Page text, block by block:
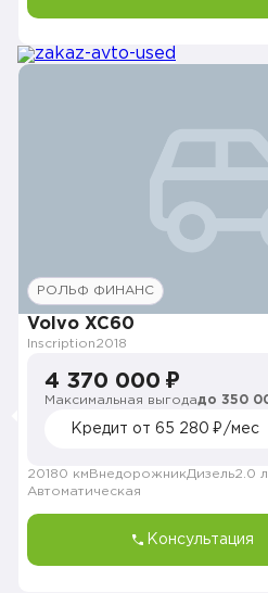
РОЛЬФ ФИНАНС
Volvo XC60
Inscription2018
4 370 000 ₽
Максимальная выгодадо 350
Кредит от 65 280 ₽/мес
20180 км ВнедорожникДизель2.0 л.
Автоматическая
Консультация